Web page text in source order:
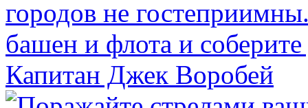
Капитан Джек Воробей